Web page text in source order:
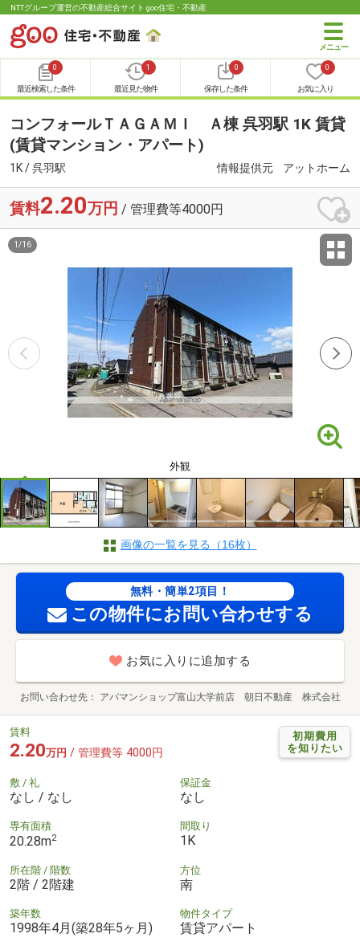
NTTグループ運営の不動産総合サイト goo住宅・不動産
0
最近検索した条件
1
最近見た物件
0
保存した条件
0
お気に入り
コンフォールＴＡＧＡＭＩ Ａ棟 呉羽駅 1K 賃貸
(賃貸マンション・アパート)
1K / 呉羽駅 情報提供元 アットホーム
賃料2.20万円 / 管理費等4000円
外観
1 /16
画像の一覧を見る（16枚）
無料・簡単2項目！
この物件にお問い合わせする
お気に入りに追加する
お問い合わせ先 アパマンショップ富山大学前店 朝日不動産 株式会社
初期費用
を知りたい
賃料
2.20万円 / 管理費等 4000円
敷 / 礼
なし / なし
保証金
なし
専有面積
20.28m2
間取り
1K
所在階 / 階数
2階 / 2階建
方位
南
築年数
1998年4月(築28年5ヶ月)
物件タイプ
賃貸アパート